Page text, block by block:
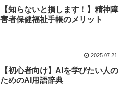
【知らないと損します！】精神障
害者保健福祉手帳のメリット
2025.07.21
【初心者向け】AIを学びたい人の
ためのAI用語辞典